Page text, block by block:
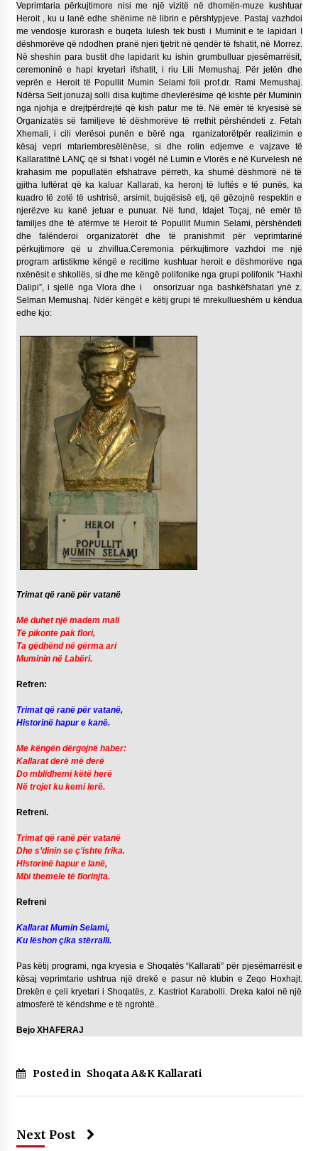
Gazeta Kallarati nr. 114
06/02/2025
Veprimtaria përkujtimore nisi me një vizitë në dhomën-muze kushtuar
Heroit , ku u lanë edhe shënime në librin e përshtypjeve. Pastaj vazhdoi
me vendosje kurorash e buqeta lulesh tek busti i Muminit e te lapidari I
dëshmorëve që ndodhen pranë njeri tjetrit në qendër të fshatit, në Morrez.
Në sheshin para bustit dhe lapidarit ku ishin grumbulluar pjesëmarrësit,
ceremoninë e hapi kryetari ifshatit, i riu Lili Memushaj. Për jetën dhe
veprën e Heroit të Popullit Mumin Selami foli prof.dr. Rami Memushaj.
Ndërsa Seit jonuzaj solli disa kujtime dhevlerësime që kishte për Muminin
nga njohja e drejtpërdrejtë që kish patur me të. Në emër të kryesisë së
Organizatës së familjeve të dëshmorëve të rrethit përshëndeti z. Fetah
Xhemali, i cili vlerësoi punën e bërë nga rganizatorëtpër realizimin e
kësaj vepri mtariembresëlënëse, si dhe rolin edjemve e vajzave të
Kallaratitnë LANÇ që si fshat i vogël në Lumin e Vlorës e në Kurvelesh në
krahasim me popullatën efshatrave përreth, ka shumë dëshmorë në të
gjitha luftërat që ka kaluar Kallarati, ka heronj të luftës e të punës, ka
kuadro të zotë të ushtrisë, arsimit, bujqësisë etj, që gëzojnë respektin e
njerëzve ku kanë jetuar e punuar. Në fund, Idajet Toçaj, në emër të
familjes dhe të afërmve të Heroit të Popullit Mumin Selami, përshëndeti
dhe falënderoi organizatorët dhe të pranishmit për veprimtarinë
përkujtimore që u zhvillua.Ceremonia përkujtimore vazhdoi me një
program artistikme këngë e recitime kushtuar heroit e dëshmorëve nga
nxënësit e shkollës, si dhe me këngë polifonike nga grupi polifonik “Haxhi
Dalipi”, i sjellë nga Vlora dhe i onsorizuar nga bashkëfshatari ynë z.
Selman Memushaj. Ndër këngët e këtij grupi të mrekullueshëm u këndua
edhe kjo:
Trimat që ranë për vatanë
Më duhet një madem mali
Të pikonte pak flori,
Ta gëdhënd në gërma ari
Muminin në Labëri.
Refren:
Trimat që ranë për vatanë,
Historinë hapur e kanë.
Me këngën dërgojnë haber:
Kallarat derë më derë
Do mblidhemi këtë herë
Në trojet ku kemi lerë.
Refreni.
Trimat që ranë për vatanë
Dhe s’dinin se ç’ishte frika.
Historinë hapur e lanë,
Mbi themele të florinjta.
Refreni
Kallarat Mumin Selami,
Ku lëshon çika stërralli.
Pas këtij programi, nga kryesia e Shoqatës “Kallarati” për pjesëmarrësit e
kësaj veprimtarie ushtrua një drekë e pasur në klubin e Zeqo Hoxhajt.
Drekën e çeli kryetari i Shoqatës, z. Kastriot Karabolli. Dreka kaloi në një
atmosferë të këndshme e të ngrohtë..
Bejo XHAFERAJ
Posted in Shoqata A&K Kallarati
Next Post